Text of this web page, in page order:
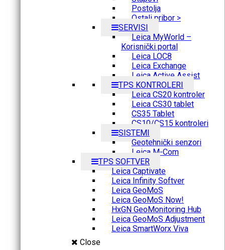
Postolja
Ostali pribor >
SERVISI
Leica MyWorld –
Korisnički portal
Leica LOC8
Leica Exchange
Leica Active Assist
TPS KONTROLERI
Leica CS20 kontroler
Leica CS30 tablet
CS35 Tablet
CS10/CS15 kontroleri
SISTEMI
Geotehnički senzori
Leica M-Com
TPS SOFTVER
Leica Captivate
Leica Infinity Softver
Leica GeoMoS
Leica GeoMoS Now!
HxGN GeoMonitoring Hub
Leica GeoMoS Adjustment
Leica SmartWorx Viva
Close